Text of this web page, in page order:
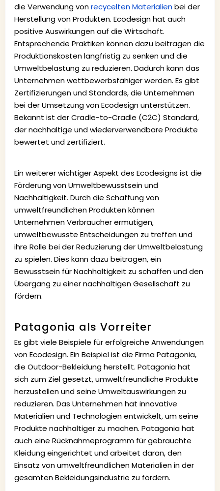
die Verwendung vonrecycelten Materialienbei der
Herstellung von Produkten. Ecodesign hat auch
positive Auswirkungen auf die Wirtschaft.
Entsprechende Praktiken können dazu beitragen die
Produktionskosten langfristig zu senken und die
Umweltbelastung zu reduzieren. Dadurch kann das
Unternehmen wettbewerbsfähiger werden. Es gibt
Zertifizierungen und Standards, die Unternehmen
bei der Umsetzung von Ecodesign unterstützen.
Bekannt ist der Cradle-to-Cradle (C2C) Standard,
der nachhaltige und wiederverwendbare Produkte
bewertet und zertifiziert.
Ein weiterer wichtiger Aspekt des Ecodesigns ist die
Förderung von Umweltbewusstsein und
Nachhaltigkeit. Durch die Schaffung von
umweltfreundlichen Produkten können
Unternehmen Verbraucher ermutigen,
umweltbewusste Entscheidungen zu treffen und
ihre Rolle bei der Reduzierung der Umweltbelastung
zu spielen. Dies kann dazu beitragen, ein
Bewusstsein für Nachhaltigkeit zu schaffen und den
Übergang zu einer nachhaltigen Gesellschaft zu
fördern.
Patagonia als Vorreiter
Es gibt viele Beispiele für erfolgreiche Anwendungen
von Ecodesign. Ein Beispiel ist die Firma Patagonia,
die Outdoor-Bekleidung herstellt. Patagonia hat
sich zum Ziel gesetzt, umweltfreundliche Produkte
herzustellen und seine Umweltauswirkungen zu
reduzieren. Das Unternehmen hat innovative
Materialien und Technologien entwickelt, um seine
Produkte nachhaltiger zu machen. Patagonia hat
auch eine Rücknahmeprogramm für gebrauchte
Kleidung eingerichtet und arbeitet daran, den
Einsatz von umweltfreundlichen Materialien in der
gesamten Bekleidungsindustrie zu fördern.